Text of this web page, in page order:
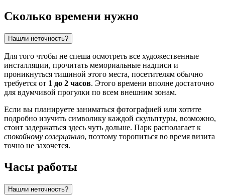
Сколько времени нужно
Нашли неточность?
Для того чтобы не спеша осмотреть все художественные
инсталляции, прочитать мемориальные надписи и
проникнуться тишиной этого места, посетителям обычно
требуется от 1 до 2 часов. Этого времени вполне достаточно
для вдумчивой прогулки по всем внешним зонам.
Если вы планируете заниматься фотографией или хотите
подробно изучить символику каждой скульптуры, возможно,
стоит задержаться здесь чуть дольше. Парк располагает к
спокойному созерцанию, поэтому торопиться во время визита
точно не захочется.
Часы работы
Нашли неточность?